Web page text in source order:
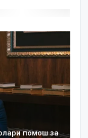
помош за